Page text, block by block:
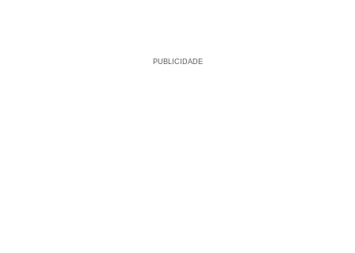
PUBLICIDADE